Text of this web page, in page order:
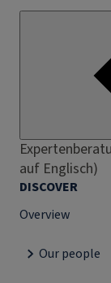
auf Englisch)
DISCOVER
Overview
Our people